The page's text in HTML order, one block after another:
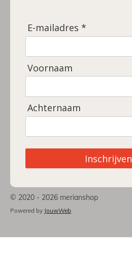
E-mailadres *
Voornaam
Achternaam
Inschrijven
© 2020 - 2026 merianshop
Powered by JouwWeb